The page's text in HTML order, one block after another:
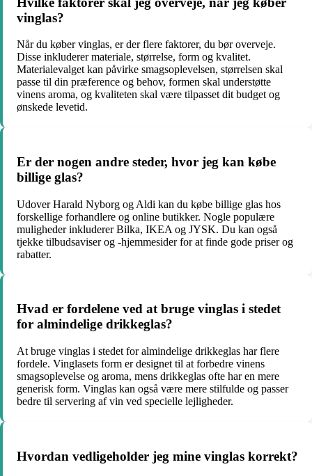
vinglas?
Når du køber vinglas, er der flere faktorer, du bør overveje.
Disse inkluderer materiale, størrelse, form og kvalitet.
Materialevalget kan påvirke smagsoplevelsen, størrelsen skal
passe til din præference og behov, formen skal understøtte
vinens aroma, og kvaliteten skal være tilpasset dit budget og
ønskede levetid.
Er der nogen andre steder, hvor jeg kan købe
billige glas?
Udover Harald Nyborg og Aldi kan du købe billige glas hos
forskellige forhandlere og online butikker. Nogle populære
muligheder inkluderer Bilka, IKEA og JYSK. Du kan også
tjekke tilbudsaviser og -hjemmesider for at finde gode priser og
rabatter.
Hvad er fordelene ved at bruge vinglas i stedet
for almindelige drikkeglas?
At bruge vinglas i stedet for almindelige drikkeglas har flere
fordele. Vinglasets form er designet til at forbedre vinens
smagsoplevelse og aroma, mens drikkeglas ofte har en mere
generisk form. Vinglas kan også være mere stilfulde og passer
bedre til servering af vin ved specielle lejligheder.
Hvordan vedligeholder jeg mine vinglas korrekt?